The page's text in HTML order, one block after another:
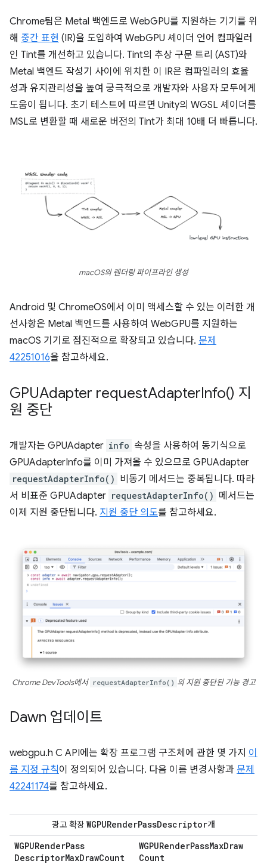
Chrome팀은 Metal 백엔드로 WebGPU를 지원하는 기기를 위
해 중간 표현 (IR)을 도입하여 WebGPU 셰이더 언어 컴파일러
인 Tint를 개선하고 있습니다. Tint의 추상 구문 트리 (AST)와
Metal 백엔드 작성기 사이에 위치한 이 IR은 컴파일러의 효율
성과 유지관리성을 높여 궁극적으로 개발자와 사용자 모두에게
도움이 됩니다. 초기 테스트에 따르면 Unity의 WGSL 셰이더를
MSL로 변환할 때 새로운 버전의 Tint가 최대 10배 더 빠릅니다.
macOS의 렌더링 파이프라인 생성
Android 및 ChromeOS에서 이미 액세스할 수 있는 이러한 개
선사항은 Metal 백엔드를 사용하여 WebGPU를 지원하는
macOS 기기로 점진적으로 확장되고 있습니다. 문제
42251016을 참고하세요.
GPUAdapter requestAdapterInfo() 지
원 중단
개발자는 GPUAdapter info 속성을 사용하여 동기식으로
GPUAdapterInfo를 이미 가져올 수 있으므로 GPUAdapter
requestAdapterInfo() 비동기 메서드는 중복됩니다. 따라
서 비표준 GPUAdapter requestAdapterInfo() 메서드는
이제 지원 중단됩니다. 지원 중단 의도를 참고하세요.
Chrome DevTools에서 requestAdapterInfo() 의 지원 중단된 기능 경고
Dawn 업데이트
webgpu.h C API에는 확장 프로그램 구조체에 관한 몇 가지 이
름 지정 규칙이 정의되어 있습니다. 다음 이름 변경사항과 문제
42241174를 참고하세요.
광고 확장 WGPURenderPassDescriptor개
WGPURenderPass
DescriptorMaxDrawCount
WGPURenderPassMaxDraw
Count